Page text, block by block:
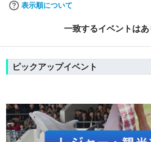
表示順について
一致するイベントは
ピックアップイベント